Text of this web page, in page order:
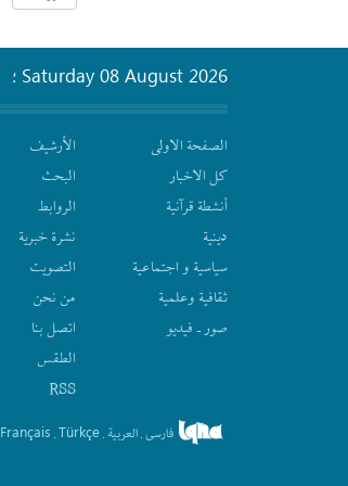
Saturday 08 August 2026 ؛
الصفحة الاولى
كل الاخبار
أنشطة قرآنیة
دينية
سیاسیة و اجتماعیة
ثقافیة وعلمیة
صور ـ فيديو
الأرشیف
البحث
الروابط
نشرة‌ خبریة
التصويت
من نحن
اتصل بنا
الطقس
RSS
فارسی. العربیة .
Türkçe
.
Français